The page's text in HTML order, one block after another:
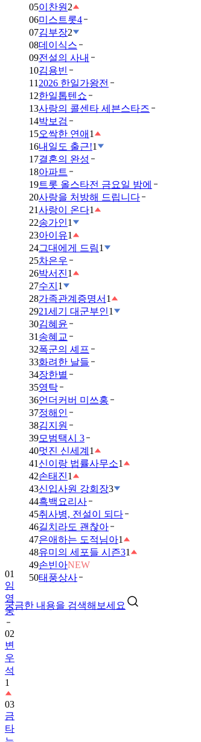
05이찬원 2
06미스트롯4
07김부장2
08데이식스
09전설의 사내
10김용빈
11 2026 한일가왕전
12한일톱텐쇼
13사랑의 콜센타 세븐스타즈
14박보검
15오싹한 연애 1
16내일도 출근!1
17결혼의 완성
18아파트
19트롯 올스타전 금요일 밤에
20사랑을 처방해 드립니다
21사랑이 온다1
22송가인1
23아이유1
24그대에게 드림1
25차은우
26박서진1
27수지 1
28가족관계증명서 1
2921세기 대군부인1
30김혜윤
31 송혜교
32폭군의 셰프
33화려한 날들
34장한별
35영탁
36언더커버 미쓰홍
37정해인
38김지원
39모범택시 3
40멋진 신세계 1
41 신이랑 법률사무소1
42손태진1
43신입사원 강회장3
44흑백요리사
45취사병, 전설이 되다
46길치라도 괜찮아
47은애하는 도적님아1
48유미의 세포들 시즌31
49손빈아NEW
50태풍상사
궁금한 내용을 검색해보세요
01
임
영
웅
02
변
우
석
1
03
금
타